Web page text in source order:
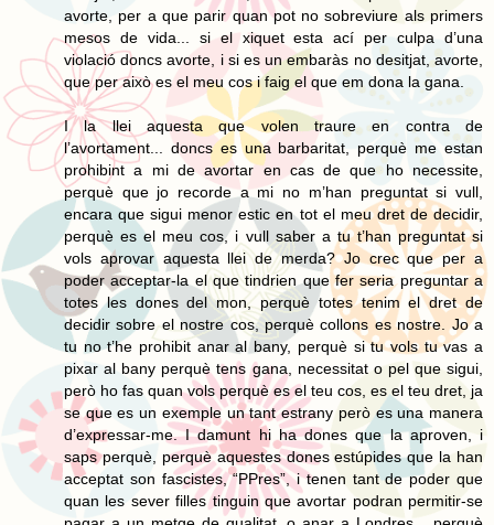
avorte, per a que parir quan pot no sobreviure als primers
mesos de vida... si el xiquet esta ací per culpa d’una
violació doncs avorte, i si es un embaràs no desitjat, avorte,
que per això es el meu cos i faig el que em dona la gana.
I la llei aquesta que volen traure en contra de
l’avortament... doncs es una barbaritat, perquè me estan
prohibint a mi de avortar en cas de que ho necessite,
perquè que jo recorde a mi no m’han preguntat si vull,
encara que sigui menor estic en tot el meu dret de decidir,
perquè es el meu cos, i vull saber a tu t’han preguntat si
vols aprovar aquesta llei de merda? Jo crec que per a
poder acceptar-la el que tindrien que fer seria preguntar a
totes les dones del mon, perquè totes tenim el dret de
decidir sobre el nostre cos, perquè collons es nostre. Jo a
tu no t’he prohibit anar al bany, perquè si tu vols tu vas a
pixar al bany perquè tens gana, necessitat o pel que sigui,
però ho fas quan vols perquè es el teu cos, es el teu dret, ja
se que es un exemple un tant estrany però es una manera
d’expressar-me. I damunt hi ha dones que la aproven, i
saps perquè, perquè aquestes dones estúpides que la han
acceptat son fascistes, “PPres”, i tenen tant de poder que
quan les sever filles tinguin que avortar podran permitir-se